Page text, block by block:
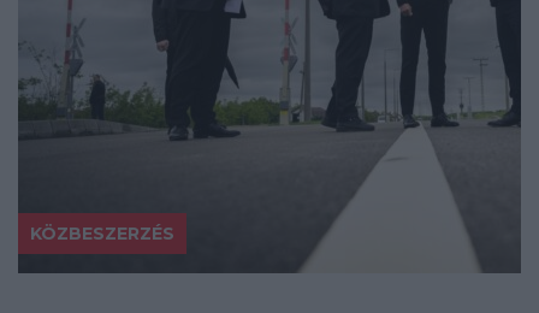
KÖZBESZERZÉS